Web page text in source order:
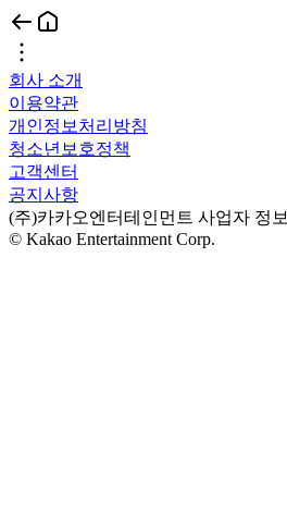
회사 소개
이용약관
개인정보처리방침
청소년보호정책
고객센터
공지사항
(주)카카오엔터테인먼트 사업자 정보
© Kakao Entertainment Corp.